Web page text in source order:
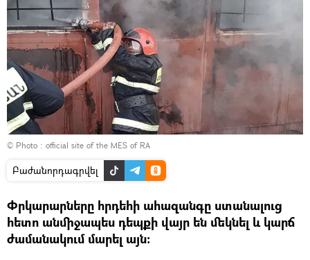
© Photo : official site of the MES of RA
Բաժանորդագրվել
Փրկարարները հրդեհի ահազանգը ստանալուց
հետո անմիջապես դեպքի վայր են մեկնել և կարճ
ժամանակում մարել այն։